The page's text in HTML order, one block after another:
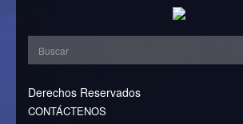
Derechos Reservados
CONTÁCTENOS